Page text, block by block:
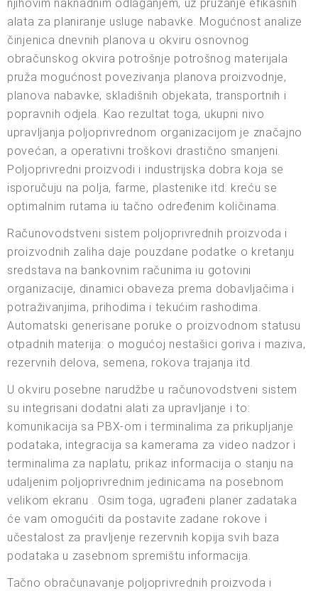
njihovim naknadnim odlaganjem, uz pružanje efikasnih
alata za planiranje usluge nabavke. Mogućnost analize
činjenica dnevnih planova u okviru osnovnog
obračunskog okvira potrošnje potrošnog materijala
pruža mogućnost povezivanja planova proizvodnje,
planova nabavke, skladišnih objekata, transportnih i
popravnih odjela. Kao rezultat toga, ukupni nivo
upravljanja poljoprivrednom organizacijom je značajno
povećan, a operativni troškovi drastično smanjeni.
Poljoprivredni proizvodi i industrijska dobra koja se
isporučuju na polja, farme, plastenike itd. kreću se
optimalnim rutama iu tačno određenim količinama.
Računovodstveni sistem poljoprivrednih proizvoda i
proizvodnih zaliha daje pouzdane podatke o kretanju
sredstava na bankovnim računima iu gotovini
organizacije, dinamici obaveza prema dobavljačima i
potraživanjima, prihodima i tekućim rashodima.
Automatski generisane poruke o proizvodnom statusu
otpadnih materija: o mogućoj nestašici goriva i maziva,
rezervnih delova, semena, rokova trajanja itd.
U okviru posebne narudžbe u računovodstveni sistem
su integrisani dodatni alati za upravljanje i to:
komunikacija sa PBX-om i terminalima za prikupljanje
podataka, integracija sa kamerama za video nadzor i
terminalima za naplatu, prikaz informacija o stanju na
udaljenim poljoprivrednim jedinicama na posebnom
velikom ekranu . Osim toga, ugrađeni planer zadataka
će vam omogućiti da postavite zadane rokove i
učestalost za pravljenje rezervnih kopija svih baza
podataka u zasebnom spremištu informacija.
Tačno obračunavanje poljoprivrednih proizvoda i